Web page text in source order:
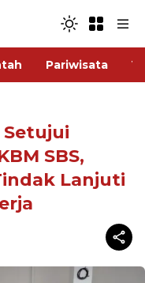
Pariwisata
Setujui
SBS,
Lanjuti